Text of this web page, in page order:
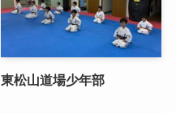
東松山道場少年部